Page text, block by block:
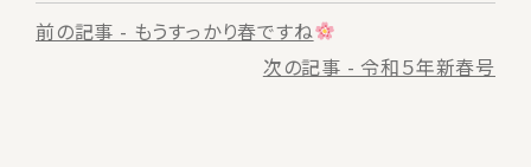
前
前の記事 - もうすっかり春ですね
次の記事 - 令和５年新春号